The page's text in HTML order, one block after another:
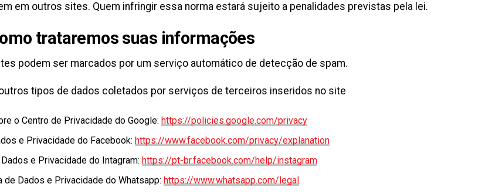
em outros sites. Quem infringir essa norma estará sujeito a penalidades previstas pela lei.
trataremos suas informações
podem ser marcados por um serviço automático de detecção de spam.
tipos de dados coletados por serviços de terceiros inseridos no site
o Centro de Privacidade do Google: https://policies.google.com/privacy
e Privacidade do Facebook: https://www.facebook.com/privacy/explanation
e Privacidade do Intagram: https://pt-br.facebook.com/help/instagram
de Dados e Privacidade do Whatsapp: https://www.whatsapp.com/legal.